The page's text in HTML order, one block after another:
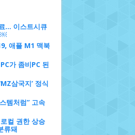
... 이스트시큐
￼
애플 M1 맥북
가 좀비PC 된
삼국지’ 정식
템처럼” 고속
컬 권한 상승
류돼